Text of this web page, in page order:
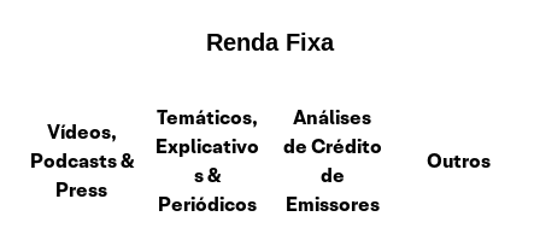
Renda Fixa
Vídeos,
Podcasts&
Press
Temáticos,
Explicativo
s&
Periódicos
Análises
de Crédito
de
Emissores
Outros